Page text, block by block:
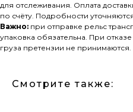
для отслеживания. Оплата
по счёту. Подробности
Важно: при отправке рельс
упаковка обязательна. При
груза претензии не принимаются.
Смотрите также: